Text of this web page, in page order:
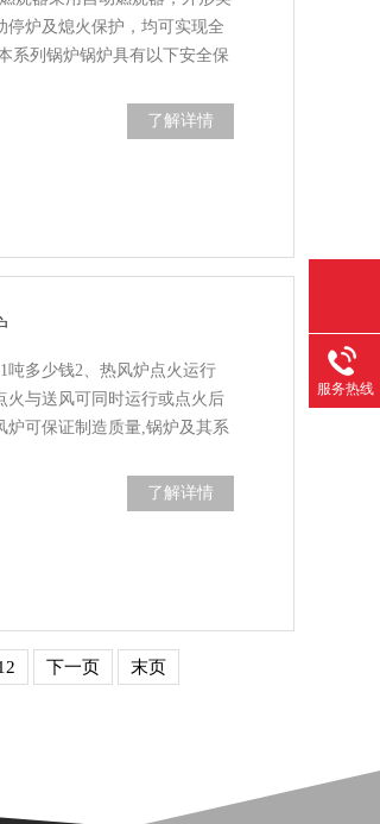
炉及熄火保护，均可实现全
系列锅炉锅炉具有以下安全保
了解详情
吨多少钱2、热风炉点火运行
火与送风可同时运行或点火后
炉可保证制造质量,锅炉及其系
了解详情
下一页 末页
服务热线